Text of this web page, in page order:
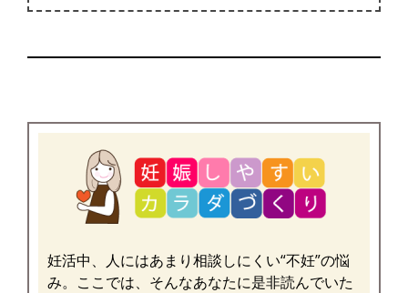
妊活中、人にはあまり相談しにくい“不妊”の悩
み。ここでは、そんなあなたに是非読んでいた